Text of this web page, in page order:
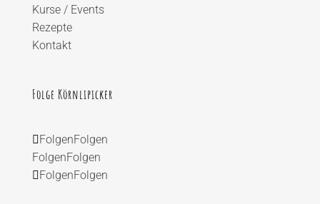
Kurse / Events
Rezepte
Kontakt
Folge Körnlipicker
FolgenFolgen
FolgenFolgen
FolgenFolgen